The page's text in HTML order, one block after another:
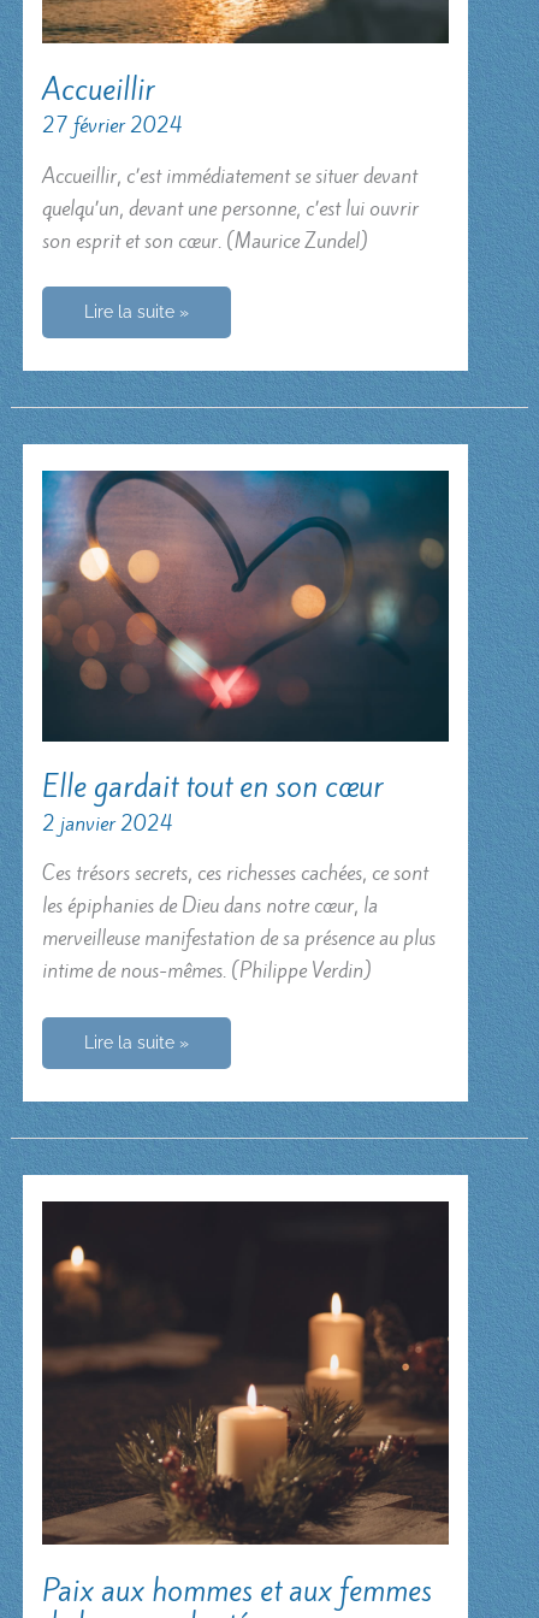
Accueillir
27 février 2024
Accueillir, c’est immédiatement se situer devant
quelqu’un, devant une personne, c’est lui ouvrir
son esprit et son cœur. (Maurice Zundel)
Accueillir
Lire la suite »
Elle gardait tout en son cœur
2 janvier 2024
Ces trésors secrets, ces richesses cachées, ce sont
les épiphanies de Dieu dans notre cœur, la
merveilleuse manifestation de sa présence au plus
intime de nous-mêmes. (Philippe Verdin)
Elle
tout
son
cœur
Lire la suite »
Paix aux hommes et aux femmes